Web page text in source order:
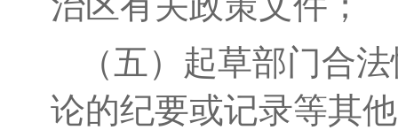
（五）起草部门合
论的纪要或记录等其